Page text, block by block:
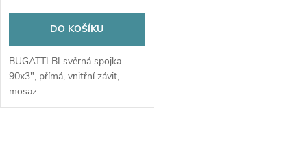
DO KOŠÍKU
BUGATTI BI svěrná spojka
90x3", přímá, vnitřní závit,
mosaz